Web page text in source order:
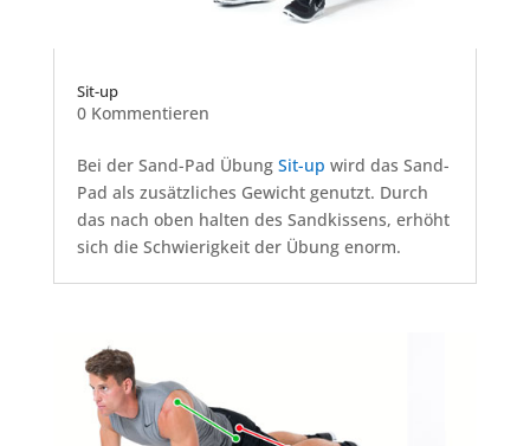
Sit-up
0 Kommentieren
Bei der Sand-Pad Übung Sit-up wird das Sand-
Pad als zusätzliches Gewicht genutzt. Durch
das nach oben halten des Sandkissens, erhöht
sich die Schwierigkeit der Übung enorm.